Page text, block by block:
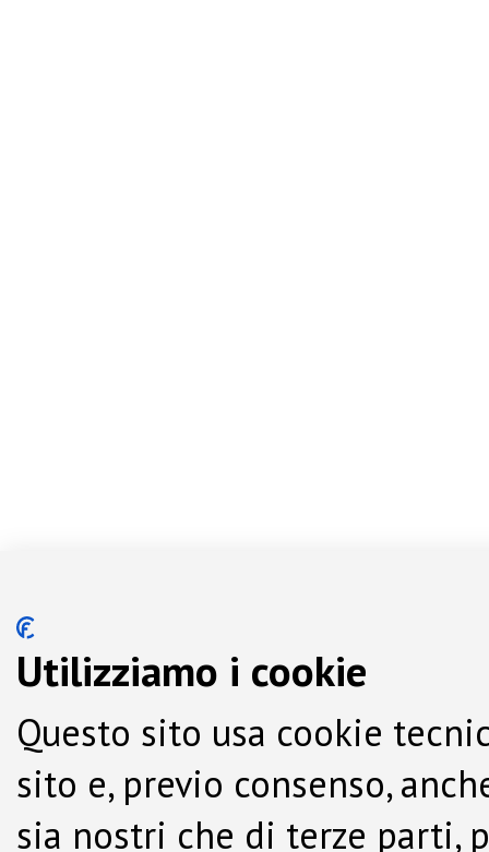
Utilizziamo i cookie
Questo sito usa cookie
sito e, previo consenso,
sia nostri che di terze parti,